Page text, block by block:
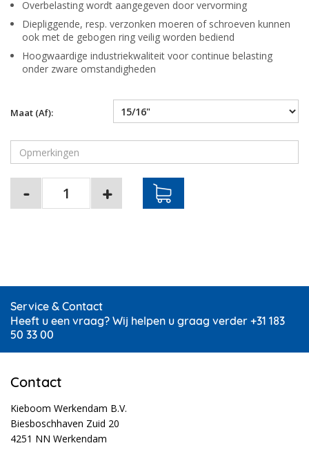
Overbelasting wordt aangegeven door vervorming
Diepliggende, resp. verzonken moeren of schroeven kunnen
ook met de gebogen ring veilig worden bediend
Hoogwaardige industriekwaliteit voor continue belasting
onder zware omstandigheden
Maat (Af):
Service & Contact
Heeft u een vraag? Wij helpen u graag verder +31 183
50 33 00
Contact
Kieboom Werkendam B.V.
Biesboschhaven Zuid 20
4251 NN Werkendam